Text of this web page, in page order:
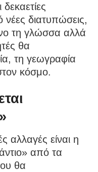
νέες διατυπώσεις,
τη γλώσσα αλλά
θα
τη γεωγραφία
κόσμο.
αλλαγές είναι η
από τα
θα